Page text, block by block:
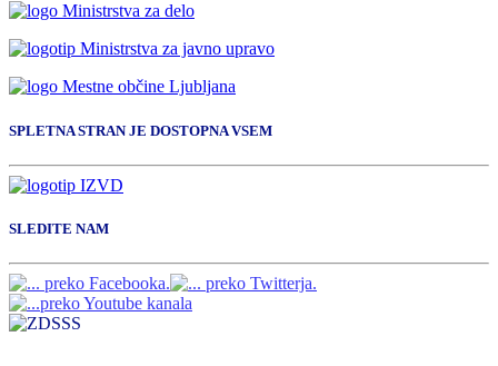
SPLETNA STRAN JE DOSTOPNA VSEM
SLEDITE NAM